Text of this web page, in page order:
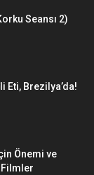
Seansı 2)
Eti, Brezilya’da!
Önemi ve
Filmler